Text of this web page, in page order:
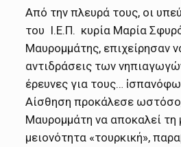
Από την πλευρά τους, οι
του Ι.Ε.Π. κυρία Μαρία
Μαυρομμάτης, επιχείρησαν
αντιδράσεις των
έρευνες για τους…
Αίσθηση προκάλεσε
Μαυρομμάτη να αποκαλεί τη
μειονότητα «τουρκική»,